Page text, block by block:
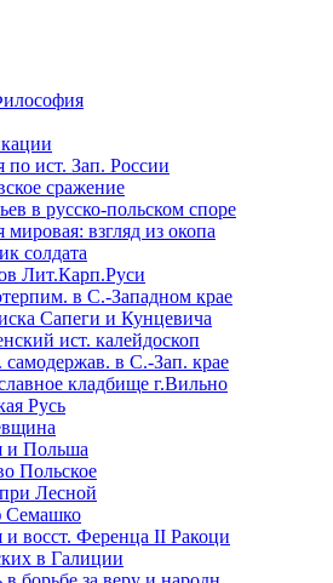
по ист. Зап. России
сражение
в русско-польском споре
мировая: взгляд из окопа
солдата
Лит.Карп.Руси
в С.-Западном крае
Сапеги и Кунцевича
ист. калейдоскоп
самодержав. в С.-Зап. крае
кладбище г.Вильно
Русь
и Польша
Польское
Лесной
Семашко
и восст. Ференца II Ракоци
в Галиции